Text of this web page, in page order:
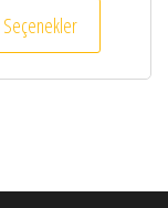
Seçenekler